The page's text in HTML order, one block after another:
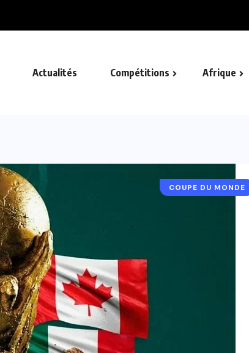
Actualités Compétitions Afrique
COUPE DU MONDE